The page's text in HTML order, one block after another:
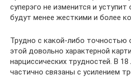
суперэго не изменится и
будут менее жесткими и более
Трудно с какой-либо точностью
этой довольно характерной
нарциссических трудностей. В
частично связаны с усилением